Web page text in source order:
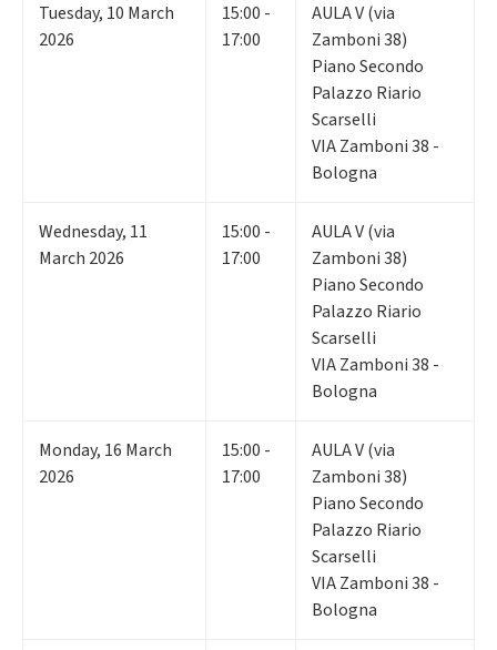
Tuesday, 10 March
2026
15:00 -
17:00
AULA V (via
Zamboni 38)
Piano Secondo
Palazzo Riario
Scarselli
VIA Zamboni 38 -
Bologna
Wednesday, 11
March 2026
15:00 -
17:00
AULA V (via
Zamboni 38)
Piano Secondo
Palazzo Riario
Scarselli
VIA Zamboni 38 -
Bologna
Monday, 16 March
2026
15:00 -
17:00
AULA V (via
Zamboni 38)
Piano Secondo
Palazzo Riario
Scarselli
VIA Zamboni 38 -
Bologna